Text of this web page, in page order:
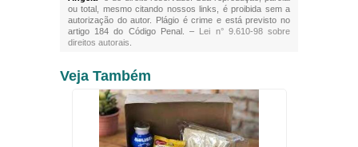
ou total, mesmo citando nossos links, é proibida sem a
autorização do autor. Plágio é crime e está previsto no
artigo 184 do Código Penal. – Lei n° 9.610-98 sobre
direitos autorais
Veja Também